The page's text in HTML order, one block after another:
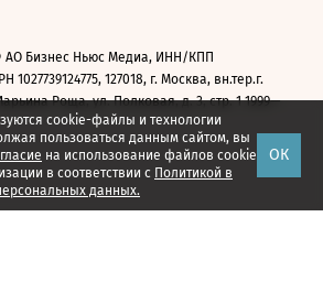
cookie-файлы и технологии
пользоваться данным сайтом, вы
на использование файлов cookie
в соответствии с Политикой в
данных.
ОК
Бизнес Ньюс Медиа, ИНН/КПП
1027739124775, 127018, г. Москва, вн.тер.г.
Роща, ул. Полковая, д. 3, стр. 1 1999—